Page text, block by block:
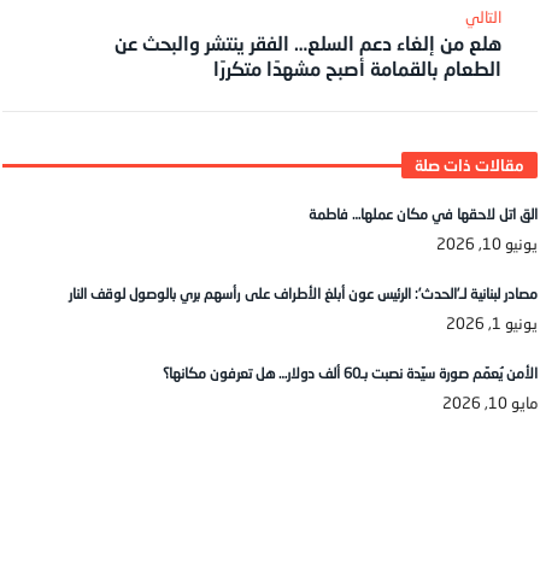
‎التالي
هلع من إلغاء دعم السلع… الفقر ينتشر والبحث عن
الطعام بالقمامة أصبح مشهدًا متكررًا
الق اتل لاحقها في مكان عملها… فاطمة
يونيو 10, 2026
مصادر لبنانية لـ’الحدث’: الرئيس عون أبلغ الأطراف على رأسهم بري بالوصول لوقف النار
يونيو 1, 2026
الأمن يُعمّم صورة سيّدة نصبت بـ60 ألف دولار… هل تعرفون مكانها؟
مايو 10, 2026